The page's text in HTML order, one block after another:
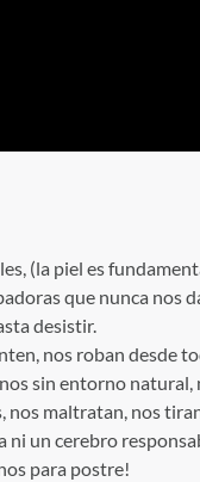
(la piel es
que nunca nos
desistir.
nos roban desde
sin entorno natural,
maltratan, nos
ni un cerebro
para postre!